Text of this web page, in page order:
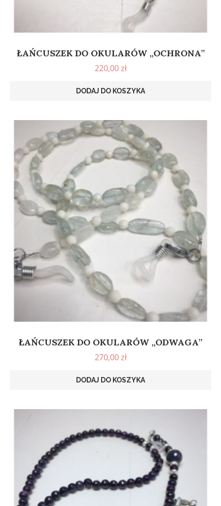
ŁAŃCUSZEK DO OKULARÓW „OCHRONA”
220,00zł
DODAJ DO KOSZYKA
ŁAŃCUSZEK DO OKULARÓW „ODWAGA”
270,00zł
DODAJ DO KOSZYKA